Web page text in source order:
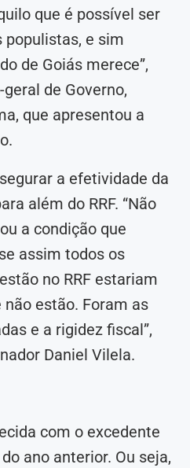
que é possível ser
e sim
de Goiás merece”,
de Governo,
que apresentou a
a efetividade da
além do RRF. “Não
a condição que
assim todos os
no RRF estariam
estão. Foram as
e a rigidez fiscal”,
Daniel Vilela.
com o excedente
ano anterior. Ou seja,